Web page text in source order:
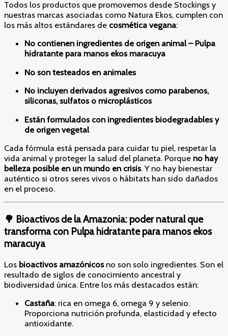
Todos los productos que promovemos desde Stockings y
nuestras marcas asociadas como Natura Ekos, cumplen con
los más altos estándares de cosmética vegana:
No contienen ingredientes de origen animal – Pulpa
hidratante para manos ekos maracuya
No son testeados en animales
No incluyen derivados agresivos como parabenos,
siliconas, sulfatos o microplásticos
Están formulados con ingredientes biodegradables y
de origen vegetal
Cada fórmula está pensada para cuidar tu piel, respetar la
vida animal y proteger la salud del planeta. Porque no hay
belleza posible en un mundo en crisis. Y no hay bienestar
auténtico si otros seres vivos o hábitats han sido dañados
en el proceso.
🌳 Bioactivos de la Amazonia: poder natural que
transforma con Pulpa hidratante para manos ekos
maracuya
Los bioactivos amazónicosno son solo ingredientes. Son el
resultado de siglos de conocimiento ancestral y
biodiversidad única. Entre los más destacados están:
Castaña: rica en omega 6, omega 9 y selenio.
Proporciona nutrición profunda, elasticidad y efecto
antioxidante.